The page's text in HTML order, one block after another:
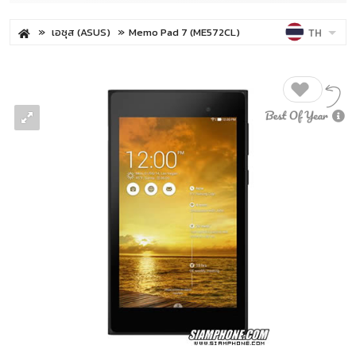
เอซุส (ASUS) Memo Pad 7 (ME572CL) TH